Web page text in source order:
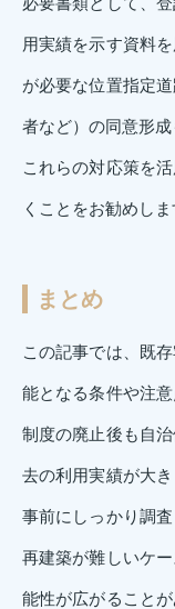
用実績を示す資料
が必要な位置指定
者など）の同意形成
これらの対応策を
くことをお勧めしま
まとめ
この記事では、既
能となる条件や注
制度の廃止後も自
去の利用実績が大
事前にしっかり調
再建築が難しいケ
能性が広がること